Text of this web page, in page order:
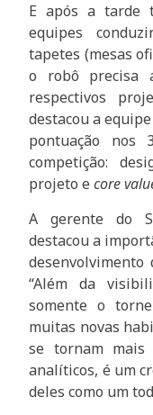
E após a tarde
equipes
tapetes (mesas
o robô precisa
respectivos
destacou a
pontuação nos
competição:
projeto ecore
A gerente do
destacou a
desenvolvimento
“Além da
somente o
muitas novas
se tornam mais
analíticos, é um
deles como um